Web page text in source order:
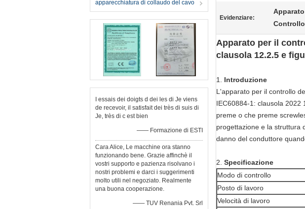
apparecchiatura di collaudo del cavo
I essais dei doigts d dei les di Je viens
de recevoir, il satisfait dei très di suis di
Je, très di c est bien
—— Formazione di ESTI
Cara Alice, Le macchine ora stanno
funzionando bene. Grazie affinchè il
vostri supporto e pazienza risolvano i
nostri problemi e darci i suggerimenti
molto utili nel negoziato. Realmente
una buona cooperazione.
—— TUV Renania Pvt. Srl
Evidenziare:
Apparato per il
clausola 12.2.5 e
1. Introduzione
L'apparato per il controllo
IEC60884-1: clausola 2022
preme o che preme
progettazione e la struttura
danno del conduttore
2. Specificazione
Modo di controllo
Posto di lavoro
Velocità di lavoro